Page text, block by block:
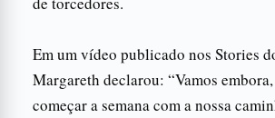
Em um vídeo publicado nos Stories
Margareth declarou: “Vamos
começar a semana com a nossa